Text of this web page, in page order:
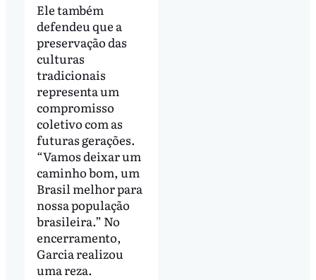
Ele também
defendeu que a
preservação das
culturas
tradicionais
representa um
compromisso
coletivo com as
futuras gerações.
“Vamos deixar um
caminho bom, um
Brasil melhor para
nossa população
brasileira.” No
encerramento,
Garcia realizou
uma reza.